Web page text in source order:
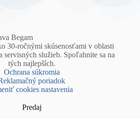
30-ročnými skúsenosťami v oblasti
servisných služieb. Spoľahnite sa na
tých najlepších.
Ochrana súkromia
poriadok
cookies nastavenia
Predaj